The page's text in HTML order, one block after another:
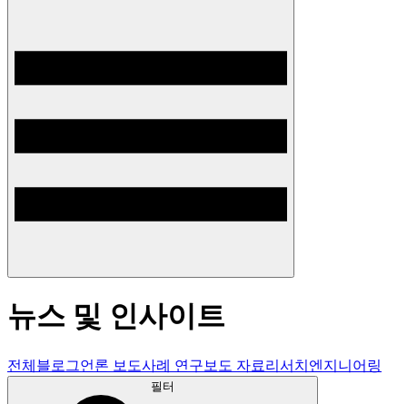
뉴스 및 인사이트
전체 블로그언론 보도사례 연구 보도 자료리서치 엔지니어링
필터